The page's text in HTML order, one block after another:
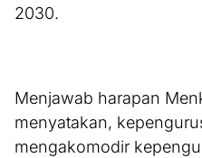
2030.
Menjawab harapan
menyatakan,
mengakomodir